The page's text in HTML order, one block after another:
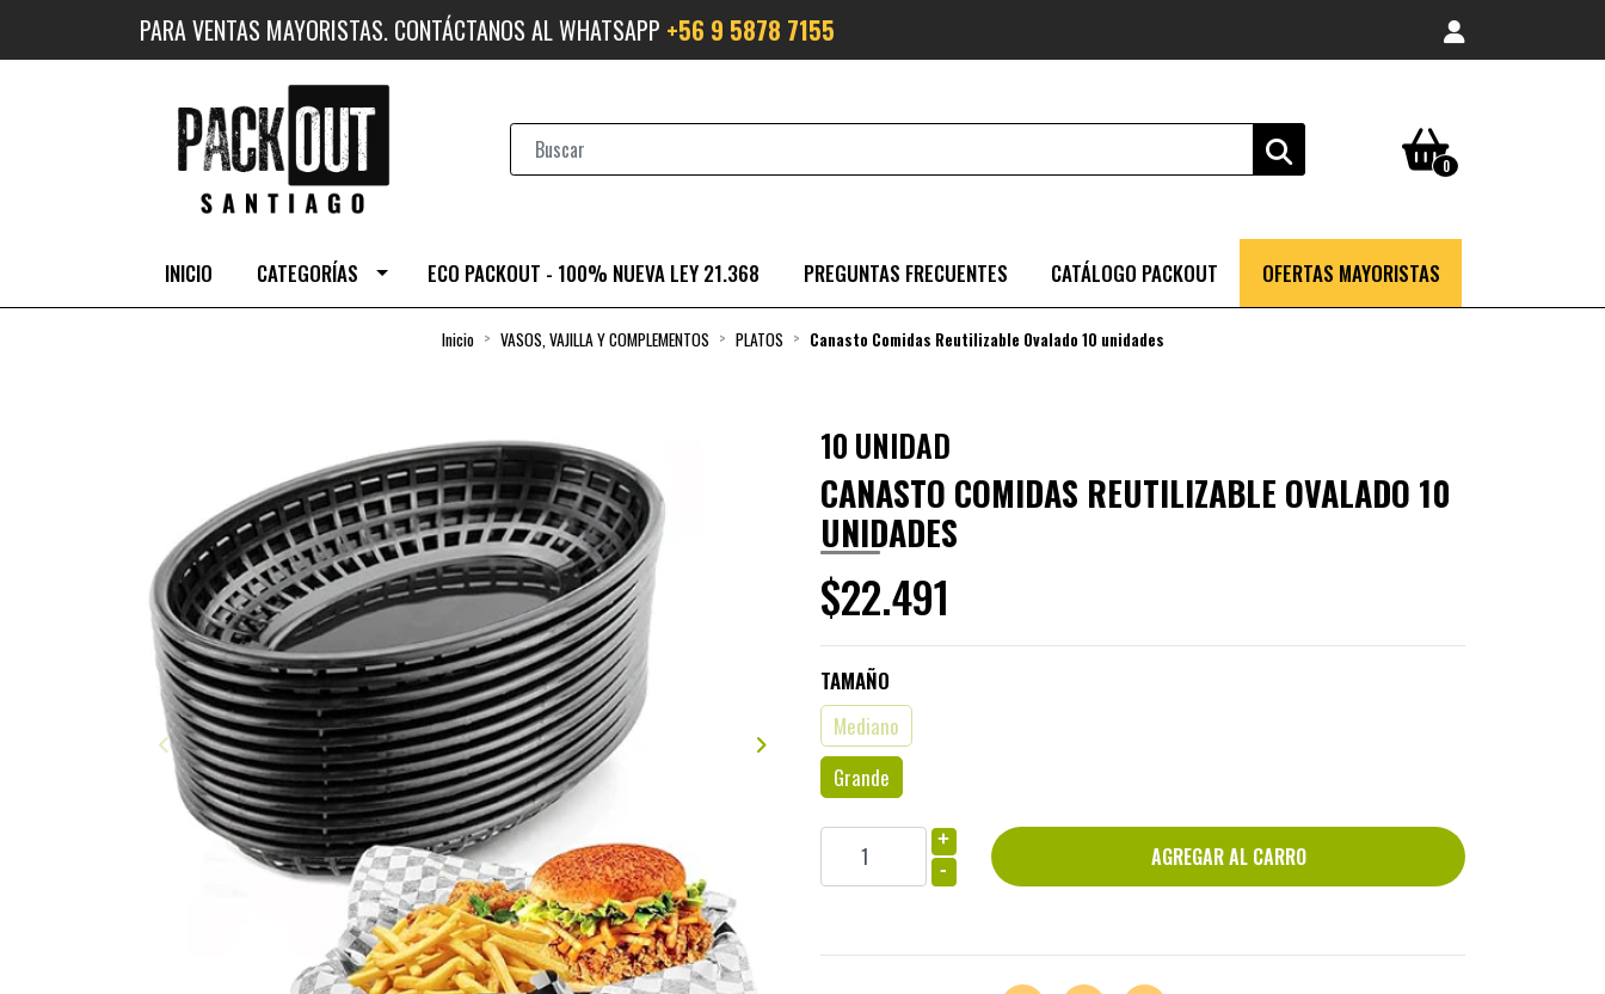
PARA VENTAS MAYORISTAS. CONTÁCTANOS AL WHATSAPP +56 9 5878 7155
0
INICIO CATEGORÍAS ECO PACKOUT - 100% NUEVA LEY 21.368 PREGUNTAS FRECUENTES CATÁLOGO PACKOUT OFERTAS MAYORISTAS
Inicio VASOS, VAJILLA Y COMPLEMENTOS PLATOS Canasto Comidas Reutilizable Ovalado 10 unidades
10 UNIDAD
CANASTO COMIDAS REUTILIZABLE OVALADO 10
UNIDADES
$22.491
TAMAÑO
Mediano
Grande
+
-